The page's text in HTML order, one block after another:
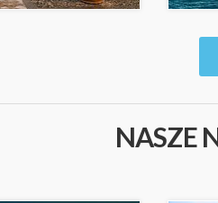
NASZE